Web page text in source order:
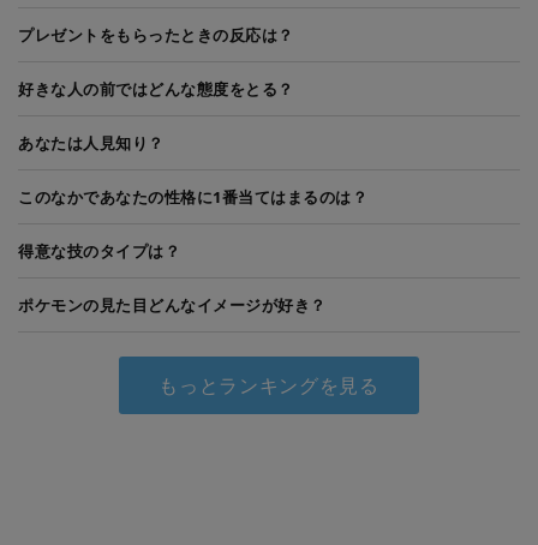
プレゼントをもらったときの反応は？
好きな人の前ではどんな態度をとる？
あなたは人見知り？
このなかであなたの性格に1番当てはまるのは？
得意な技のタイプは？
ポケモンの見た目どんなイメージが好き？
もっとランキングを見る